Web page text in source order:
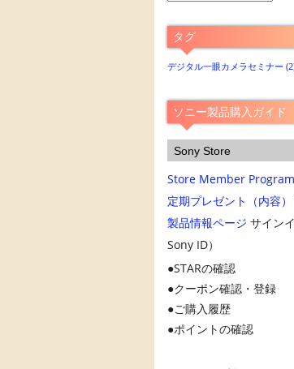
ア
ー
カ
ブ
タグ
デジタル一眼カメラセミナー
ソニー製品購入ガイド
Sony Store
Store Member Program
定期プレゼント（内容）
製品情報ページ サイン
Sony ID）
STARの確認
クーポン確認・登録
ご購入履歴
ポイントの確認